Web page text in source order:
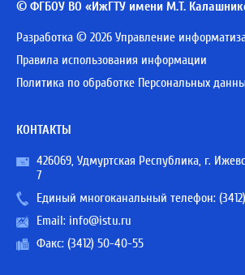
© ФГБОУ ВО «ИжГТУ имени М.Т.
Разработка © 2026 Управление
Правила использования информации
Политика по обработке Персональных
КОНТАКТЫ
426069, Удмуртская Республика, г.
7
Единый многоканальный телефон:
Email: info@istu.ru
Факс: (3412) 50-40-55